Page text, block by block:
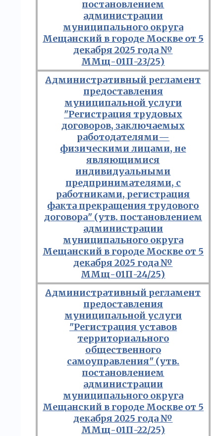
постановлением
администрации
муниципального округа
Мещанский в городе Москве от 5
декабря 2025 года №
ММщ-01П-23/25)
Административный регламент
предоставления
муниципальной услуги
"Регистрация трудовых
договоров, заключаемых
работодателями—
физическими лицами, не
являющимися
индивидуальными
предпринимателями, с
работниками, регистрация
факта прекращения трудового
договора" (утв. постановлением
администрации
муниципального округа
Мещанский в городе Москве от 5
декабря 2025 года №
ММщ-01П-24/25)
Административный регламент
предоставления
муниципальной услуги
"Регистрация уставов
территориального
общественного
самоуправления" (утв.
постановлением
администрации
муниципального округа
Мещанский в городе Москве от 5
декабря 2025 года №
ММщ-01П-22/25)